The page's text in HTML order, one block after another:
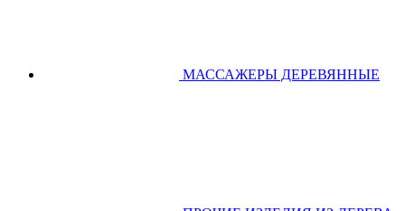
МАССАЖЕРЫ ДЕРЕВЯННЫЕ